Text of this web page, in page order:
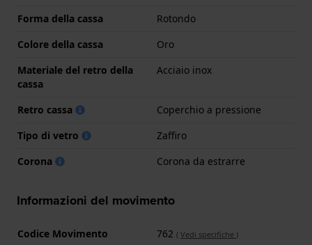
Forma della cassa
Rotondo
Colore della cassa
Oro
Materiale del retro della
cassa
Acciaio inox
Retro cassa
Coperchio a pressione
Tipo di vetro
Zaffiro
Corona
Corona da estrarre
Informazioni del movimento
Codice Movimento 762 ( Vedi specifiche )